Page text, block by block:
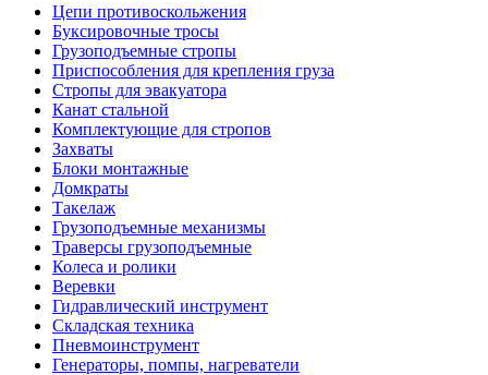
Цепи противоскольжения
Буксировочные тросы
Грузоподъемные стропы
Приспособления для крепления груза
Стропы для эвакуатора
Канат стальной
Комплектующие для стропов
Захваты
Блоки монтажные
Домкраты
Такелаж
Грузоподъемные механизмы
Траверсы грузоподъемные
Колеса и ролики
Веревки
Гидравлический инструмент
Складская техника
Пневмоинструмент
Генераторы, помпы, нагреватели